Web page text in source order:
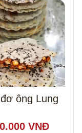
ông Lung
VNĐ